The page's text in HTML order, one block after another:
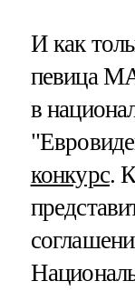
И как
певица
в
конкурс.